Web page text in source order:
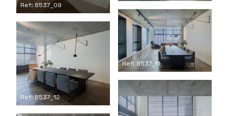
Ref: 8537_09
Ref: 8537_11
Ref: 8537_12